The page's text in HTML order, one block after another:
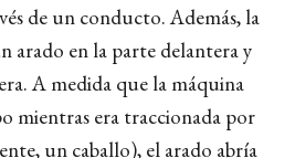
de un conducto. Además, la
arado en la parte delantera y
A medida que la máquina
mientras era traccionada por
un caballo), el arado abría